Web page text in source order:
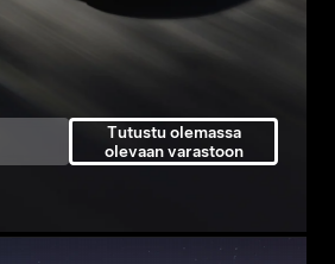
Tutustu olemassa
olevaan varastoon